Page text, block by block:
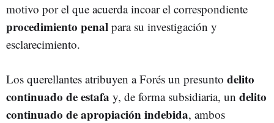
motivo por el que acuerda incoar el correspondiente
procedimiento penal para su investigación y
esclarecimiento.
Los querellantes atribuyen a Forés un presunto delito
continuado de estafa y, de forma subsidiaria, un delito
continuado de apropiación indebida, ambos